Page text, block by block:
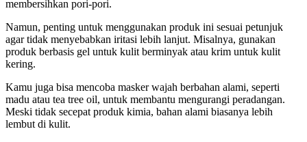
membersihkan pori-pori.
Namun, penting untuk menggunakan produk ini sesuai petunjuk
agar tidak menyebabkan iritasi lebih lanjut. Misalnya, gunakan
produk berbasis gel untuk kulit berminyak atau krim untuk kulit
kering.
Kamu juga bisa mencoba masker wajah berbahan alami, seperti
madu atau tea tree oil, untuk membantu mengurangi peradangan.
Meski tidak secepat produk kimia, bahan alami biasanya lebih
lembut di kulit.